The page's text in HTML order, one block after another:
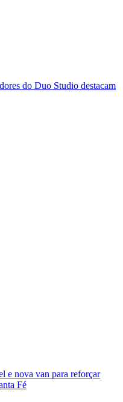
do Duo Studio destacam
e nova van para reforçar
Fé